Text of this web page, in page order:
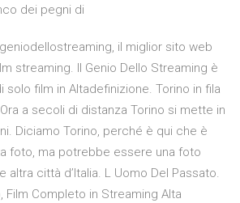
dei pegni di
il miglior sito web
streaming. Il Genio Dello Streaming è
solo film in Altadefinizione. Torino in fila
a secoli di distanza Torino si mette in
Diciamo Torino, perché è qui che è
foto, ma potrebbe essere una foto
altra città d’Italia. L Uomo Del Passato.
Film Completo in Streaming Alta